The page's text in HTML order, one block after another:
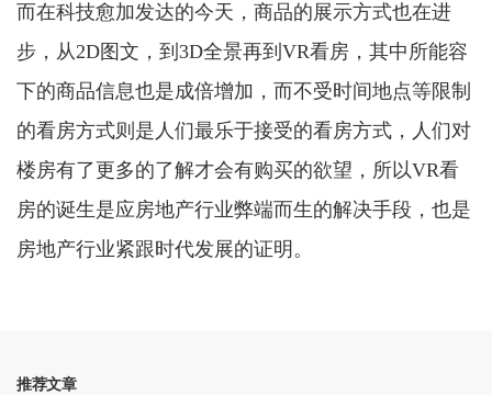
而在科技愈加发达的今天，商品的展示方式也在进
步，从2D图文，到3D全景再到VR看房，其中所能容
下的商品信息也是成倍增加，而不受时间地点等限制
的看房方式则是人们最乐于接受的看房方式，人们对
楼房有了更多的了解才会有购买的欲望，所以VR看
房的诞生是应房地产行业弊端而生的解决手段，也是
房地产行业紧跟时代发展的证明。
推荐文章